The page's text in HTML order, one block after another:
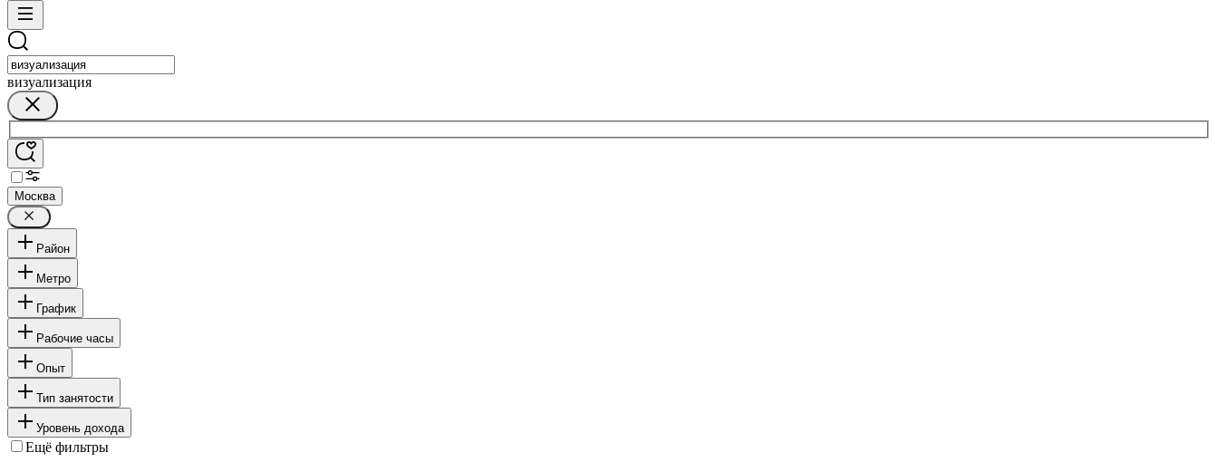
визуализация
Москва
Район
Метро
График
Рабочие часы
Опыт
Тип занятости
Уровень дохода
Ещё фильтры